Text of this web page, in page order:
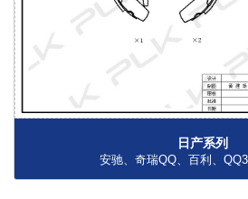
日产系列
安驰、奇瑞QQ、百利、